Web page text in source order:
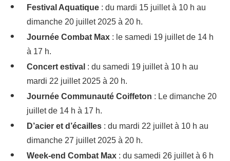
Festival Aquatique : du mardi 15 juillet à 10 h au
dimanche 20 juillet 2025 à 20 h.
Journée Combat Max : le samedi 19 juillet de 14 h
à 17 h.
Concert estival : du samedi 19 juillet à 10 h au
mardi 22 juillet 2025 à 20 h.
Journée Communauté Coiffeton : Le dimanche 20
juillet de 14 h à 17 h.
D’acier et d’écailles : du mardi 22 juillet à 10 h au
dimanche 27 juillet 2025 à 20 h.
Week-end Combat Max : du samedi 26 juillet à 6 h